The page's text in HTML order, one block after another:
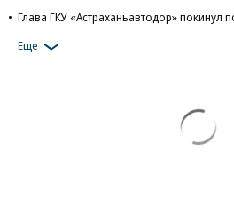
Глава ГКУ «Астраханьавтодор» покинул
Еще